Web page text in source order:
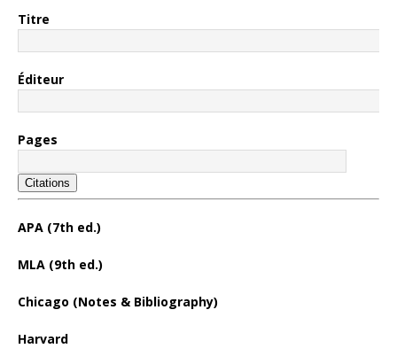
Titre
Éditeur
Pages
Citations
APA (7th ed.)
MLA (9th ed.)
Chicago (Notes & Bibliography)
Harvard